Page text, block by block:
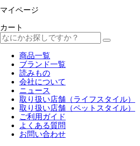
マイページ
カート
商品一覧
ブランド一覧
読みもの
会社について
ニュース
取り扱い店舗（ライフスタイル）
取り扱い店舗（ペットスタイル）
ご利用ガイド
よくある質問
お問い合わせ